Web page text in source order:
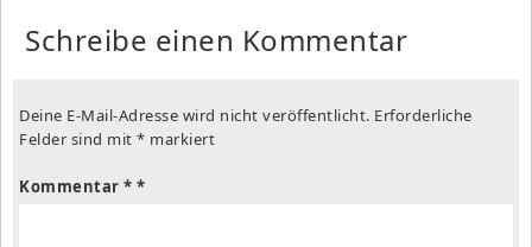
Schreibe einen Kommentar
Deine E-Mail-Adresse wird nicht veröffentlicht. Erforderliche
Felder sind mit * markiert
Kommentar *